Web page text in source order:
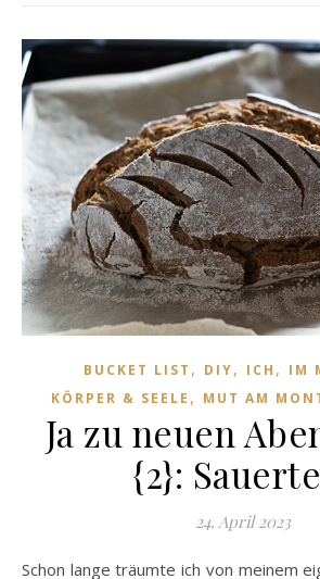
BUCKET LIST , DIY, ICH , IM
KÖRPER & SEELE , MUT AM
Ja zu neuen
{2}:
24. April 2023
Schon lange träumte ich von meinem eigenen, ofenfrischen